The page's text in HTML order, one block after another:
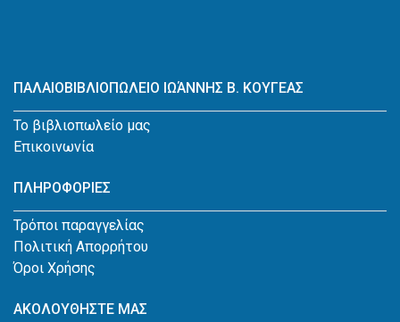
ΠΑΛΑΙΟΒΙΒΛΙΟΠΩΛΕΙΟ ΙΩΆΝΝΗΣ Β. ΚΟΥΓΕΑΣ
Το βιβλιοπωλείο μας
Επικοινωνία
ΠΛΗΡΟΦΟΡΙΕΣ
Τρόποι παραγγελίας
Πολιτική Απορρήτου
Όροι Χρήσης
ΑΚΟΛΟΥΘΗΣΤΕ ΜΑΣ